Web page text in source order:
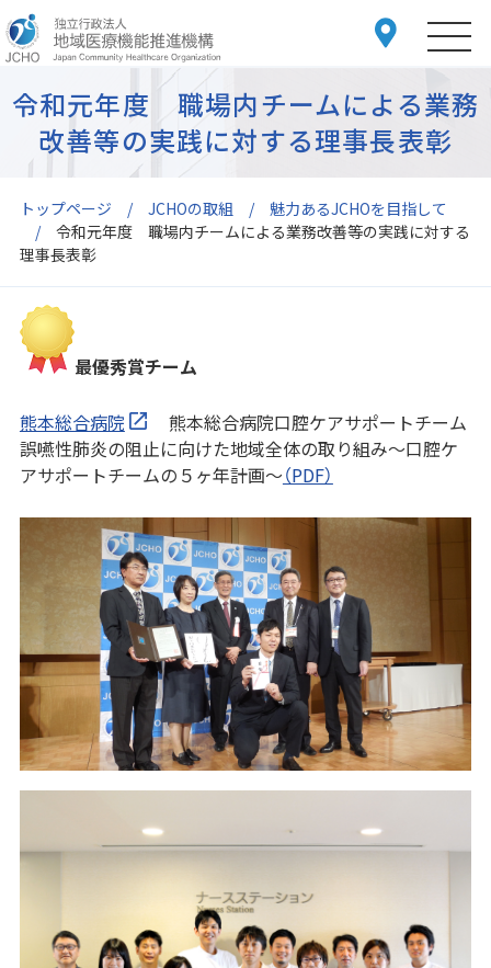
トップページ JCHOの取組
魅力あるJCHOを目指して
令和元年度 職場内チームによる業務改善等の実践に対する
理事長表彰
令和元年度 職場内チームによる業務
改善等の実践に対する理事長表彰
最優秀賞チーム
熊本総合病院
熊本総合病院口腔ケアサポートチーム
誤嚥性肺炎の阻止に向けた地域全体の取り組み〜口腔ケ
アサポートチームの５ヶ年計画〜（PDF）